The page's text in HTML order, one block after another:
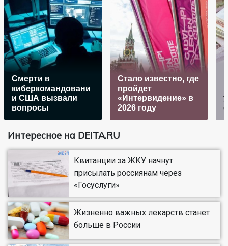
Смерти в
киберкомандовани
и США вызвали
вопросы
Стало известно, где
пройдет
«Интервидение» в
2026 году
Интересное на DEITA.RU
Квитанции за ЖКУ начнут
присылать россиянам через
«Госуслуги»
Жизненно важных лекарств станет
больше в России